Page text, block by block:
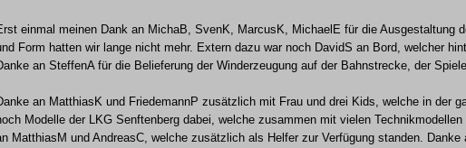
einmal meinen Dank an MichaB, SvenK, MarcusK, MichaelE für die Ausgestaltung
Form hatten wir lange nicht mehr. Extern dazu war noch DavidS an Bord, welcher
an SteffenA für die Belieferung der Winderzeugung auf der Bahnstrecke, der
an MatthiasK und FriedemannP zusätzlich mit Frau und drei Kids, welche in der
Modelle der LKG Senftenberg dabei, welche zusammen mit vielen
MatthiasM und AndreasC, welche zusätzlich als Helfer zur Verfügung standen. Danke